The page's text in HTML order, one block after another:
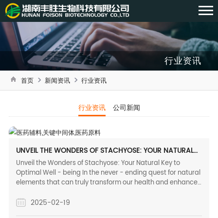
行业资讯
首页 新闻资讯 行业资讯
行业资讯 公司新闻
UNVEIL THE WONDERS OF STACHYOSE: YOUR NATURAL
KEY TO OPTIMAL WELL - BEING
Unveil the Wonders of Stachyose: Your Natural Key to
Optimal Well - being In the never - ending quest for natural
elements that can truly transform our health and enhance
stachyose.
2025-02-19